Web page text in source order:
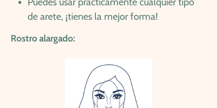
de arete, ¡tienes la mejor forma!
Rostro alargado: